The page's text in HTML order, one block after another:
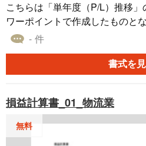
こちらは「単年度（P/L）推移
ワーポイントで作成したものとなります。 一
れだけの利益、または損失が出
した本テンプレートを使えば、
いて、年度別に把握することが
- 件
書式を
損益計算書_01_物流業
無料